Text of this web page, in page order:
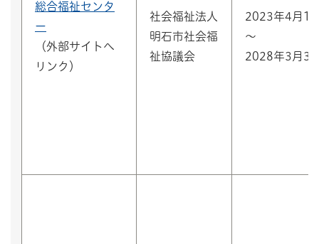
総合福祉センタ
ー
（外部サイトへ
リンク）
社会福祉法人
明石市社会福
祉協議会
2023年4月1
～
2028年3月31